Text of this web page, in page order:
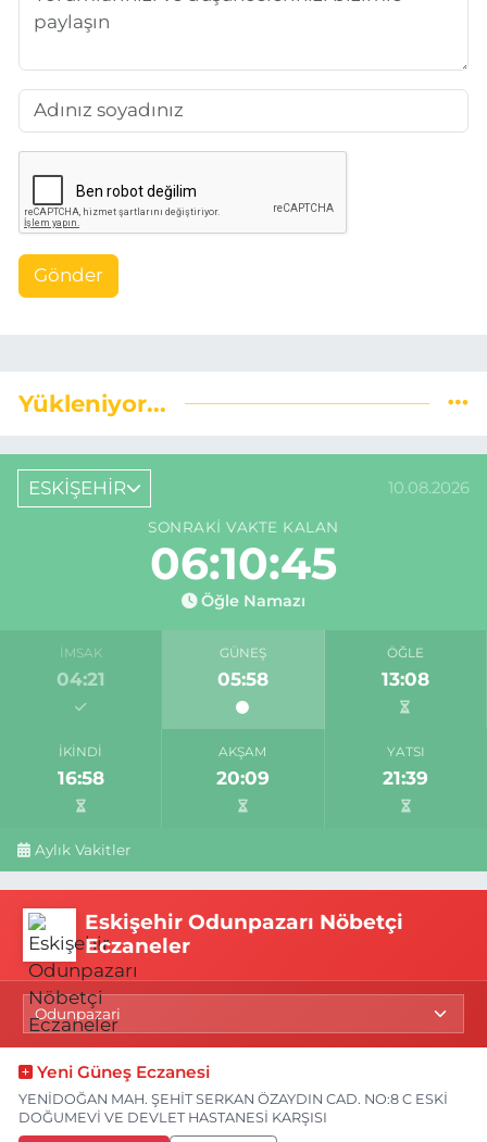
Gönder
Yükleniyor...
ESKİŞEHİR 10.08.2026
SONRAKI VAKTE KALAN
06:10:44
Öğle Namazı
İMSAK
04:21
GÜNEŞ
05:58
ÖĞLE
13:08
İKINDI
16:58
AKŞAM
20:09
YATSI
21:39
Aylık Vakitler
Eskişehir Odunpazarı Nöbetçi
Eczaneler
Yeni Güneş Eczanesi
YENİDOĞAN MAH. ŞEHİT SERKAN ÖZAYDIN CAD. NO:8 C ESKİ
DOĞUMEVİ VE DEVLET HASTANESİ KARŞISI